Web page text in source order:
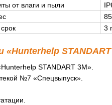
от влаги и пыли
3
STANDART
STANDART 3M».
№7 «Спецвыпуск».